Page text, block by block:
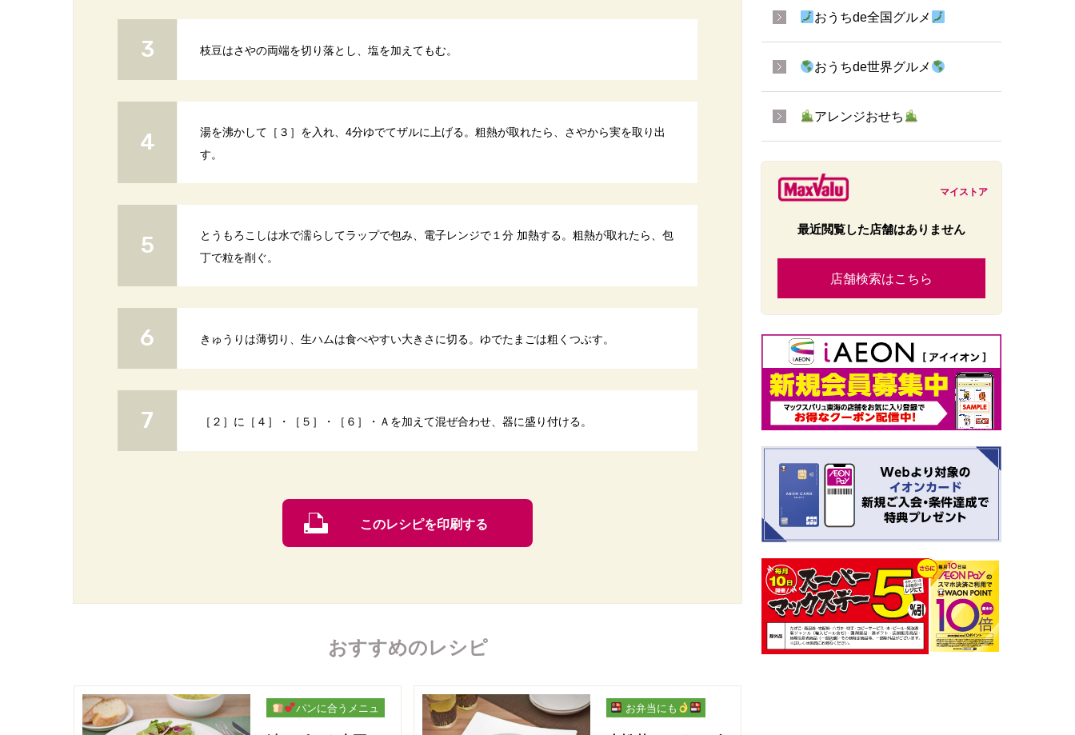
枝豆はさやの両端を切り落とし、塩を加えてもむ。
湯を沸かして［３］を入れ、4分ゆでてザルに上げる。粗熱が取れたら、さやから実を取り出
す。
とうもろこしは水で濡らしてラップで包み、電子レンジで１分 加熱する。粗熱が取れたら、包
丁で粒を削ぐ。
きゅうりは薄切り、生ハムは食べやすい大きさに切る。ゆでたまごは粗くつぶす。
［２］に［４］・［５］・［６］・Ａを加えて混ぜ合わせ、器に盛り付ける。
このレシピを印刷する
おすすめのレシピ
パンに合うメニュ
お弁当にも
おうちde全国グルメ
おうちde世界グルメ
アレンジおせち
マイストア
最近閲覧した店舗はありません
店舗検索はこちら